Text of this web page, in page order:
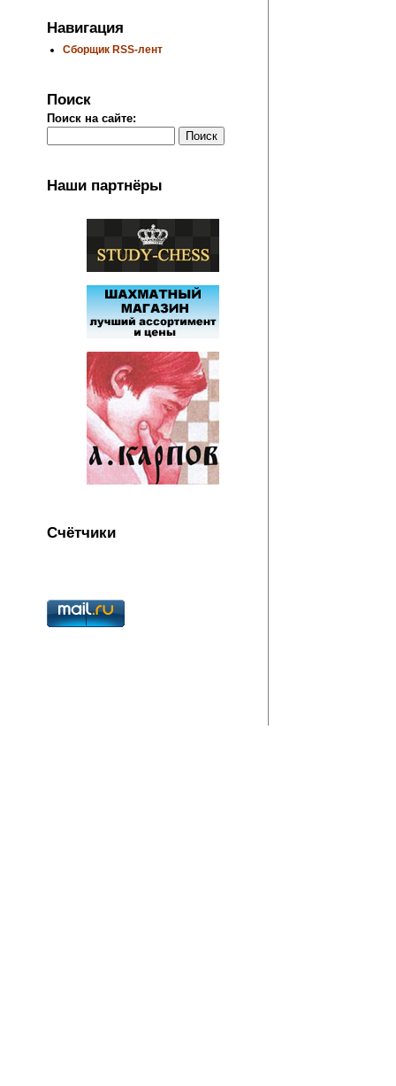
Навигация
Сборщик RSS-лент
Поиск
Поиск на сайте:
Наши партнёры
Счётчики